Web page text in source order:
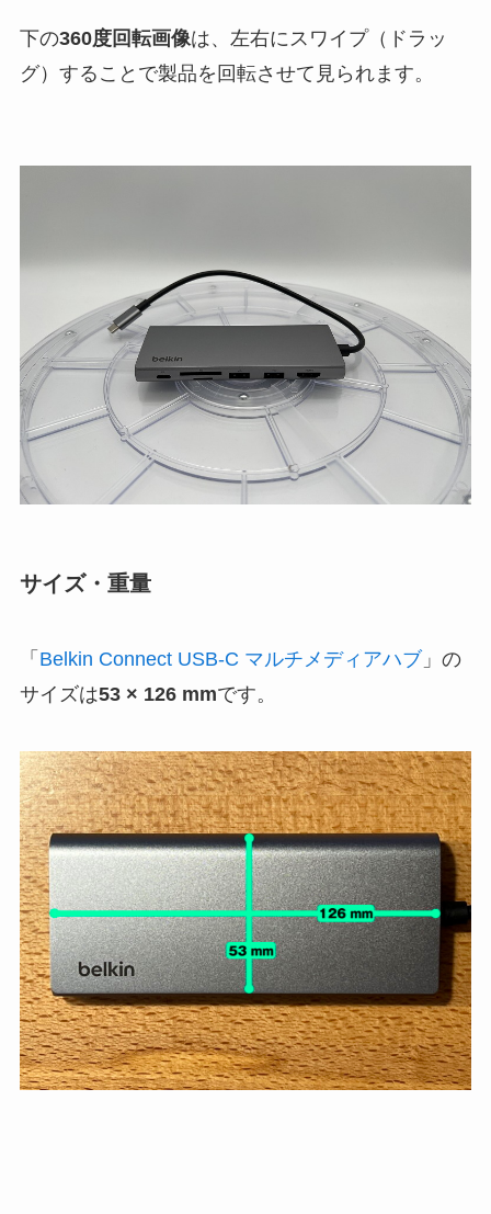
下の360度回転画像は、左右にスワイプ（ドラッ
グ）することで製品を回転させて見られます。
サイズ・重量
「 Belkin Connect USB-C マルチメディアハブ」の
サイズは53 × 126 mmです。